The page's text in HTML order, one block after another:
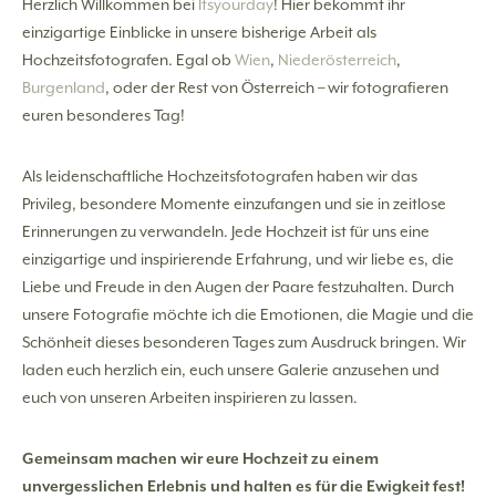
Herzlich Willkommen bei Itsyourday! Hier bekommt ihr
einzigartige Einblicke in unsere bisherige Arbeit als
Hochzeitsfotografen. Egal ob Wien, Niederösterreich,
Burgenland, oder der Rest von Österreich – wir fotografieren
euren besonderes Tag!
Als leidenschaftliche Hochzeitsfotografen haben wir das
Privileg, besondere Momente einzufangen und sie in zeitlose
Erinnerungen zu verwandeln. Jede Hochzeit ist für uns eine
einzigartige und inspirierende Erfahrung, und wir liebe es, die
Liebe und Freude in den Augen der Paare festzuhalten. Durch
unsere Fotografie möchte ich die Emotionen, die Magie und die
Schönheit dieses besonderen Tages zum Ausdruck bringen. Wir
laden euch herzlich ein, euch unsere Galerie anzusehen und
euch von unseren Arbeiten inspirieren zu lassen.
Gemeinsam machen wir eure Hochzeit zu einem
unvergesslichen Erlebnis und halten es für die Ewigkeit fest!